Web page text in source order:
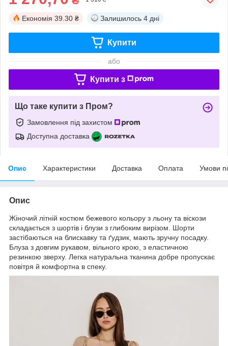
Економія 39.30 ₴ Залишилось 4 дні
Купити
або
Купити з
Що таке купити з Пром?
Замовлення під захистом
Доступна доставка
Опис Характеристики Доставка Оплата Умови
Опис
Жіночий літній костюм бежевого кольору з льону та віскози
складається з шортів і блузи з глибоким вирізом. Шорти
застібаються на блискавку та ґудзик, мають зручну посадку.
Блуза з довгим рукавом, вільного крою, з еластичною
резинкою зверху. Легка натуральна тканина добре пропускає
повітря й комфортна в спеку.